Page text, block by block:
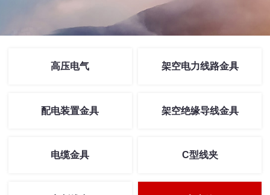
高压电气 架空电力线路金具
配电装置金具 架空绝缘导线金具
电缆金具 C型线夹